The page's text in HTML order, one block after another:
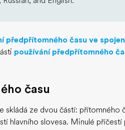
předpřítomného času ve
používání předpřítomného
času
skládá ze dvou částí: přítomného
hlavního slovesa. Minulé příčestí